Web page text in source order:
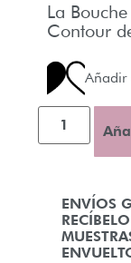
La
Contour
Añadir
ENVÍOS